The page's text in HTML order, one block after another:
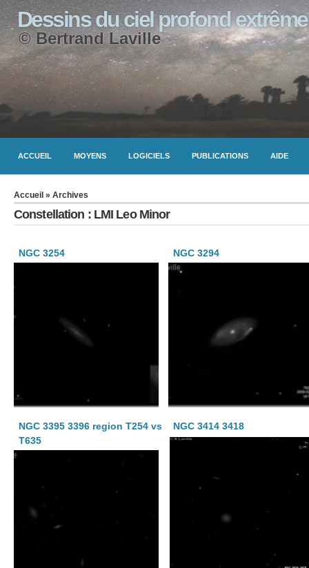
Dessins du ciel profond extrême
© Bertrand Laville
ACCUEIL MOYENS LOGICIELS PUBLICATIONS AIDE
Accueil » Archives
Constellation : LMI Leo Minor
NGC 3254 NGC 3294
NGC 3395 3396 region T254 vs
T635
NGC 3414 3418